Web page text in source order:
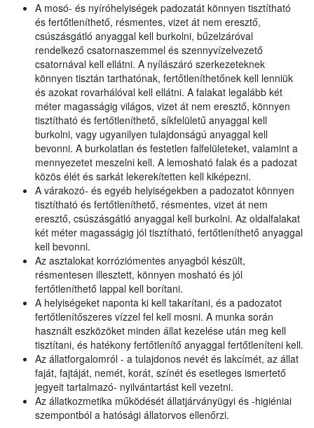
A mosó- és nyíróhelyiségek padozatát könnyen tisztítható
és fertőtleníthető, résmentes, vizet át nem eresztő,
csúszásgátló anyaggal kell burkolni, bűzelzáróval
rendelkező csatornaszemmel és szennyvízelvezető
csatornával kell ellátni. A nyílászáró szerkezeteknek
könnyen tisztán tarthatónak, fertőtleníthetőnek kell lenniük
és azokat rovarhálóval kell ellátni. A falakat legalább két
méter magasságig világos, vizet át nem eresztő, könnyen
tisztítható és fertőtleníthető, síkfelületű anyaggal kell
burkolni, vagy ugyanilyen tulajdonságú anyaggal kell
bevonni. A burkolatlan és festetlen falfelületeket, valamint a
mennyezetet meszelni kell. A lemosható falak és a padozat
közös élét és sarkát lekerekítetten kell kiképezni.
A várakozó- és egyéb helyiségekben a padozatot könnyen
tisztítható és fertőtleníthető, résmentes, vizet át nem
eresztő, csúszásgátló anyaggal kell burkolni. Az oldalfalakat
két méter magasságig jól tisztítható, fertőtleníthető anyaggal
kell bevonni.
Az asztalokat korróziómentes anyagból készült,
résmentesen illesztett, könnyen mosható és jól
fertőtleníthető lappal kell borítani.
A helyiségeket naponta ki kell takarítani, és a padozatot
fertőtlenítőszeres vízzel fel kell mosni. A munka során
használt eszközöket minden állat kezelése után meg kell
tisztítani, és hatékony fertőtlenítő anyaggal fertőtleníteni kell.
Az állatforgalomról - a tulajdonos nevét és lakcímét, az állat
faját, fajtáját, nemét, korát, színét és esetleges ismertető
jegyeit tartalmazó- nyilvántartást kell vezetni.
Az állatkozmetika működését állatjárványügyi és -higiéniai
szempontból a hatósági állatorvos ellenőrzi.